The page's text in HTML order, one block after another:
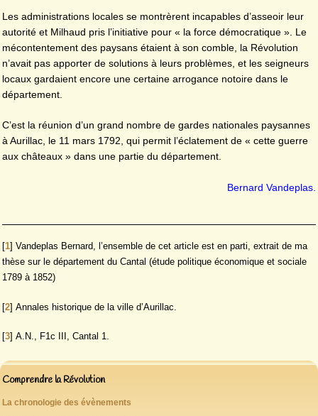
Les administrations locales se montrèrent incapables d’asseoir leur
autorité et Milhaud pris l’initiative pour « la force démocratique ». Le
mécontentement des paysans étaient à son comble, la Révolution
n’avait pas apporter de solutions à leurs problèmes, et les seigneurs
locaux gardaient encore une certaine arrogance notoire dans le
département.
C’est la réunion d’un grand nombre de gardes nationales paysannes
à Aurillac, le 11 mars 1792, qui permit l’éclatement de « cette guerre
aux châteaux » dans une partie du département.
Bernard Vandeplas.
[1] Vandeplas Bernard, l’ensemble de cet article est en parti, extrait de ma
thèse sur le département du Cantal (étude politique économique et sociale
1789 à 1852)
[2] Annales historique de la ville d’Aurillac.
[3] A.N., F1c III, Cantal 1.
Comprendre la Révolution
La chronologie des évènements